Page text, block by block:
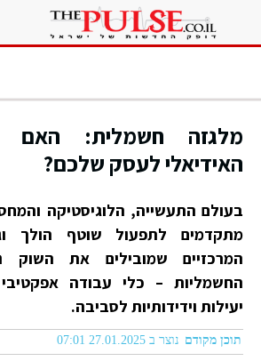
מלגזה חשמלית: האם
האידיאלי לעסק שלכם?
בעולם התעשייה, הלוגיסטיקה
מתקדמים לתפעול שוטף הולך
המרכזיים שמובילים את השוק
החשמליות – כלי עבודה
יעילות וידידותיות לסביבה.
תוכן מקודם נוצר ב 27.01.2025 07:01